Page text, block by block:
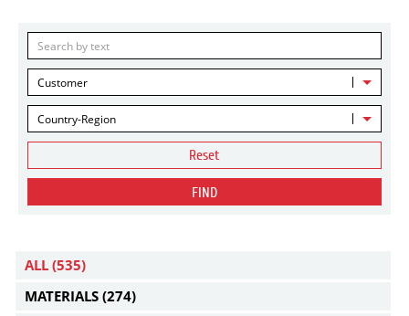
Customer
Country-Region
Reset
FIND
ALL (535)
MATERIALS (274)